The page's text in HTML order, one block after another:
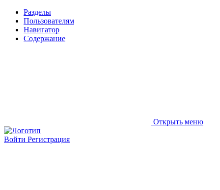
Разделы
Пользователям
Навигатор
Содержание
Открыть меню
Войти Регистрация